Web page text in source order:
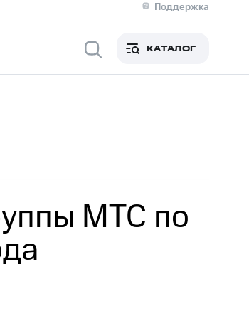
Поддержка
Медиа-центр
спикера
Рынок акций
КАТАЛОГ
МТС по